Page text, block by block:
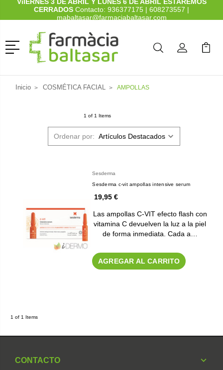
CERRADOS Contacto: 936377175 | 608273557 |
mabaltasar@farmaciabaltasar.com
Menú
BuscarMi Cuenta
Mi
Inicio COSMÉTICA FACIAL AMPOLLAS
1 of 1 Items
Ordenar por:
Sesderma
Sesderma c-vit ampollas intensive serum
19,95 €
Las ampollas C-VIT efecto flash con
vitamina C devuelven la luz a la piel
de forma inmediata. Cada a…
AGREGAR AL CARRITO
1 of 1 Items
CONTACTO